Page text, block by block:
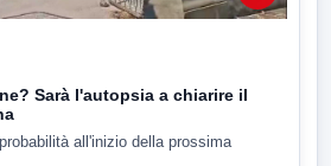
Sarà l'autopsia a chiarire il
all'inizio della prossima